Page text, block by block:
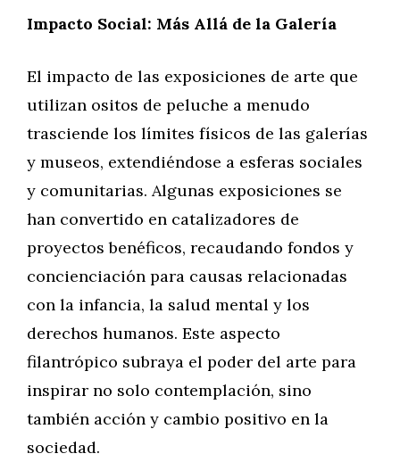
Impacto Social: Más Allá de la Galería
El impacto de las exposiciones de arte que
utilizan ositos de peluche a menudo
trasciende los límites físicos de las galerías
y museos, extendiéndose a esferas sociales
y comunitarias. Algunas exposiciones se
han convertido en catalizadores de
proyectos benéficos, recaudando fondos y
concienciación para causas relacionadas
con la infancia, la salud mental y los
derechos humanos. Este aspecto
filantrópico subraya el poder del arte para
inspirar no solo contemplación, sino
también acción y cambio positivo en la
sociedad.